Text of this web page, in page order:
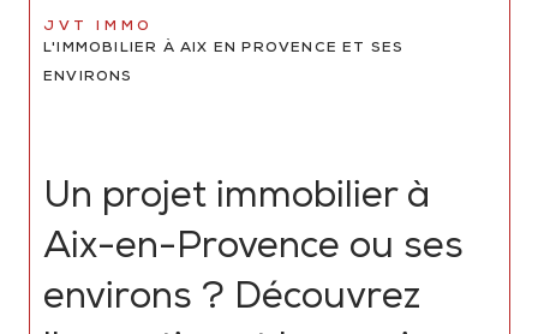
JVT IMMO
L'IMMOBILIER À AIX EN PROVENCE ET SES
ENVIRONS
Un projet immobilier à
Aix-en-Provence ou ses
environs ? Découvrez